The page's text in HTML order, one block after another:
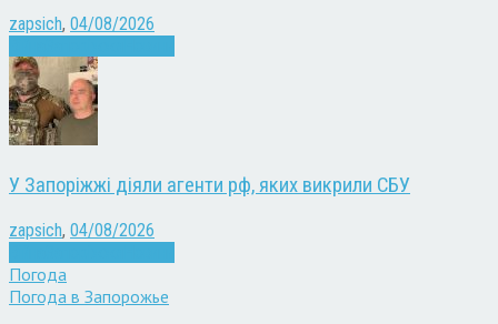
zapsich, 04/08/2026
У Запоріжжі діяли агенти рф, яких викрили СБУ
zapsich, 04/08/2026
Погода
Погода в Запорожье